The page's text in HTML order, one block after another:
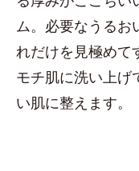
ム。必要なうるお
れだけを見極めて
モチ肌に洗い上げ
い肌に整えます。